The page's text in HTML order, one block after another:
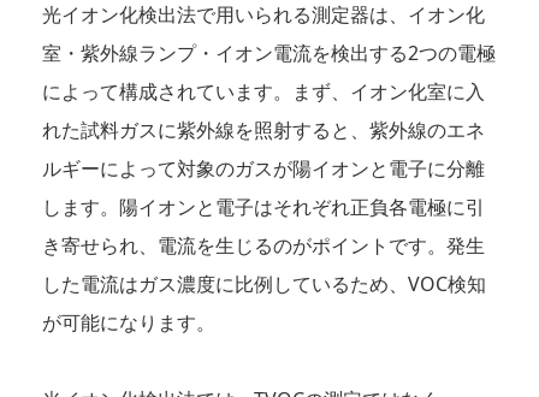
光イオン化検出法で用いられる測定器は、イオン化
室・紫外線ランプ・イオン電流を検出する2つの電極
によって構成されています。まず、イオン化室に入
れた試料ガスに紫外線を照射すると、紫外線のエネ
ルギーによって対象のガスが陽イオンと電子に分離
します。陽イオンと電子はそれぞれ正負各電極に引
き寄せられ、電流を生じるのがポイントです。発生
した電流はガス濃度に比例しているため、VOC検知
が可能になります。